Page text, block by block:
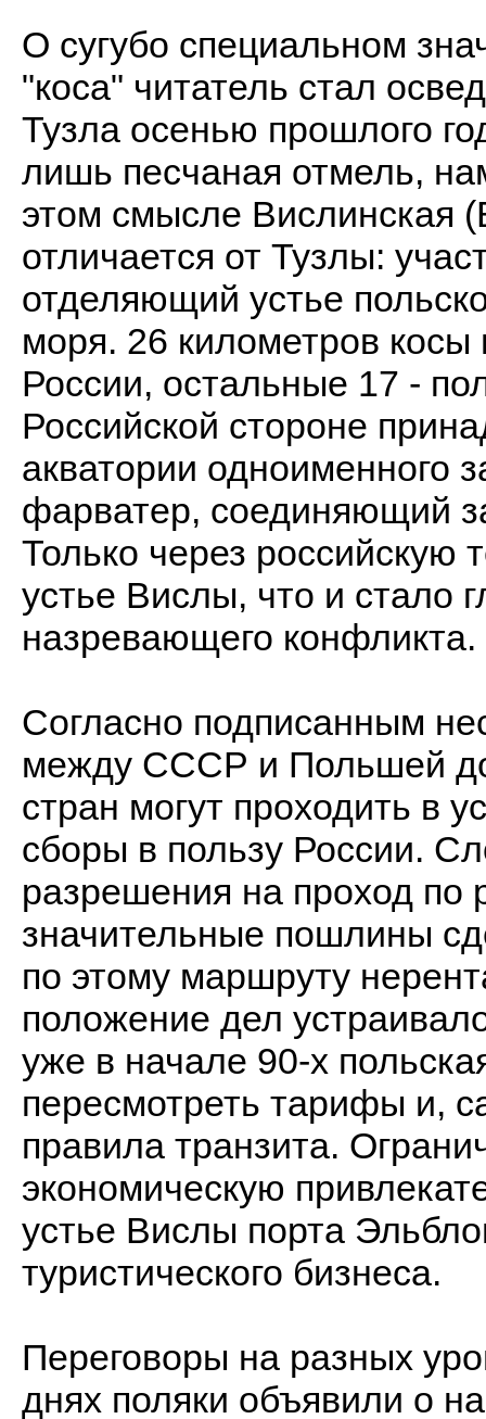
О сугубо специальном
"коса" читатель стал
Тузла осенью прошлого
лишь песчаная отмель,
этом смысле Вислинская
отличается от Тузлы:
отделяющий устье
моря. 26 километров
России, остальные 17 -
Российской стороне
акватории одноименного
фарватер, соединяющий
Только через российскую
устье Вислы, что и стало
назревающего конфликта.
Согласно подписанным
между СССР и Польшей
стран могут проходить в
сборы в пользу России.
разрешения на проход по
значительные пошлины
по этому маршруту
положение дел
уже в начале 90-х
пересмотреть тарифы и,
правила транзита.
экономическую
устье Вислы порта
туристического бизнеса.
Переговоры на разных
днях поляки объявили о